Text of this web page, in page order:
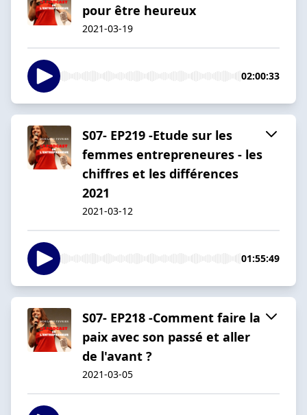
pour être heureux
2021-03-19
02:00:33
S07- EP219 -Etude sur les
femmes entrepreneures - les
chiffres et les différences
2021
2021-03-12
01:55:49
S07- EP218 -Comment faire la
paix avec son passé et aller
de l'avant ?
2021-03-05